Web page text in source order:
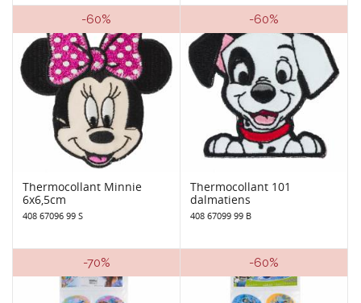
-60%
Thermocollant Minnie
6x6,5cm
408 67096 99 S
-60%
Thermocollant 101
dalmatiens
408 67099 99 B
-70% -60%